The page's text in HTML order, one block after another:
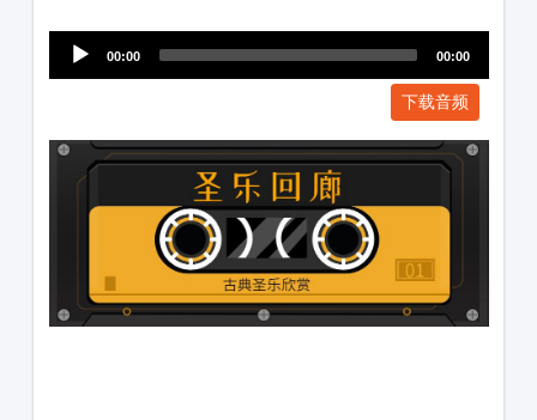
Player
00:00 00:00
下载音频